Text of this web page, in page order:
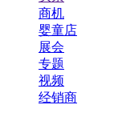
商机
婴童店
展会
专题
视频
经销商